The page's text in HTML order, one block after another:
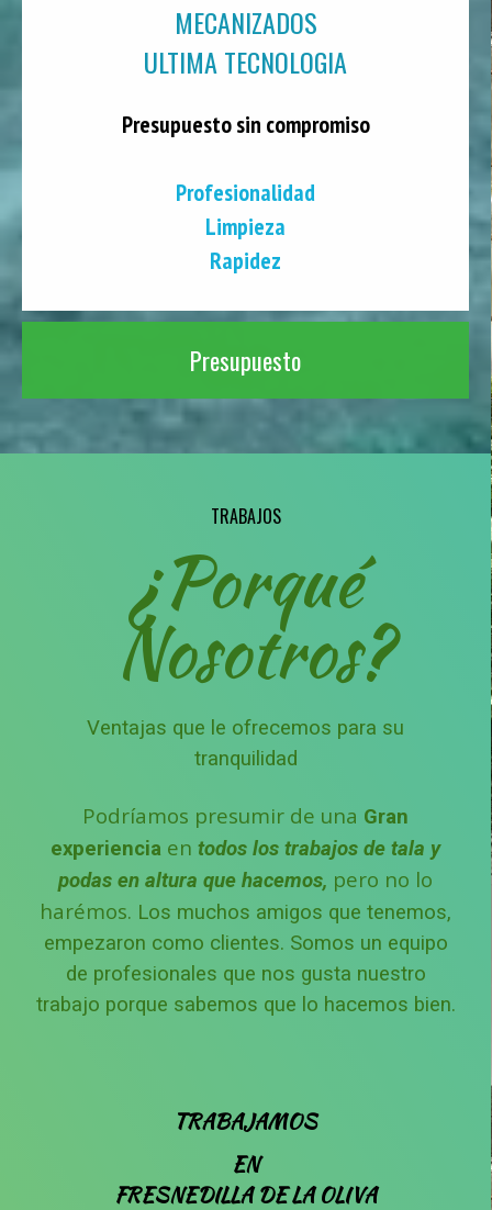
MECANIZADOS
ULTIMA TECNOLOGIA
Presupuesto sin compromiso
Profesionalidad
Limpieza
Rapidez
Presupuesto
TRABAJOS
¿Porqué
Nosotros?
Ventajas que le ofrecemos para su
tranquilidad
Podríamos presumir de una Gran
experiencia en todos los trabajos de tala y
podas en altura que hacemos, pero no lo
harémos. Los muchos amigos que tenemos,
empezaron como clientes. Somos un equipo
de profesionales que nos gusta nuestro
trabajo porque sabemos que lo hacemos bien.
TRABAJAMOS
EN
FRESNEDILLA DE LA OLIVA